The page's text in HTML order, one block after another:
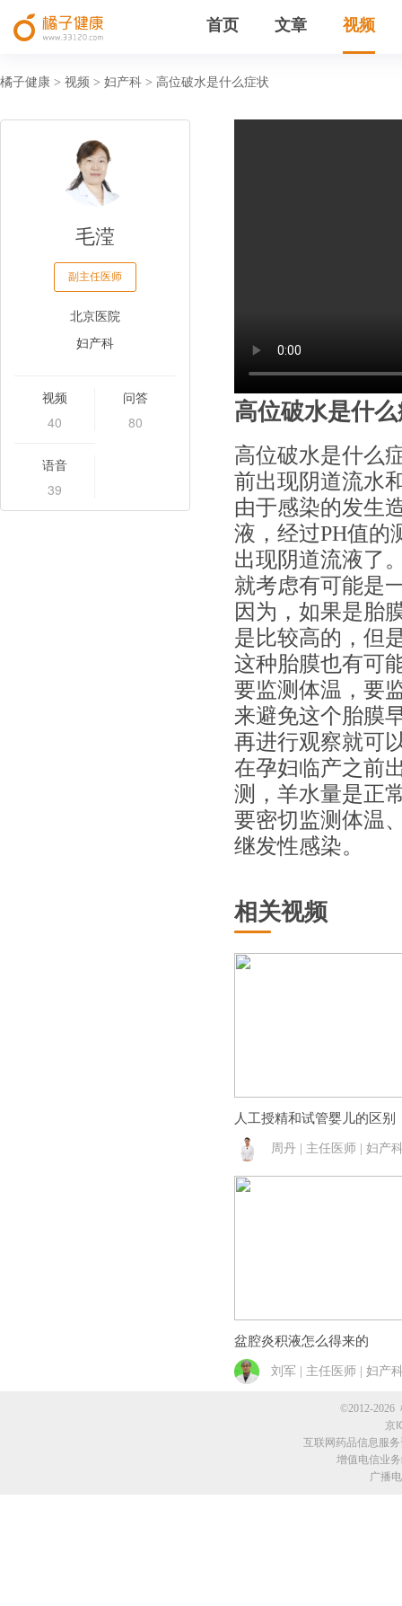
首页 文章 视频
橘子健康 > 视频 > 妇产科 > 高位破水是什么症状
毛滢
副主任医师
北京医院
妇产科
视频
40
问答
80
语音
39
高位破水是什
高位破水是什么
前出现阴道流水
由于感染的发生
液，经过PH值的
出现阴道流液了
就考虑有可能是
因为，如果是胎
是比较高的，但
这种胎膜也有可
要监测体温，要
来避免这个胎膜
再进行观察就可
在孕妇临产之前
测，羊水量是正
要密切监测体温
继发性感染。
相关视频
人工授精和试管婴儿的区别
周丹 | 主任医师 | 妇产
盆腔炎积液怎么得来的
刘军 | 主任医师 | 妇产
©2012-2026
京
互联网药品信息服
增值电信业
广播